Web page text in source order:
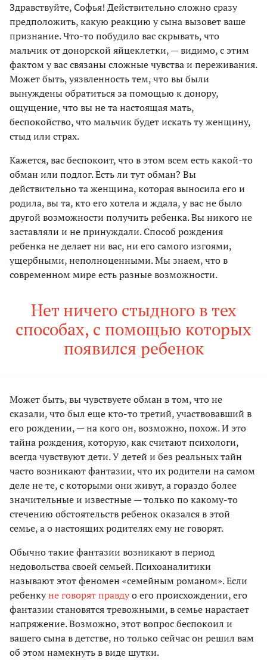
Здравствуйте, Софья! Действительно сложно сразу
предположить, какую реакцию у сына вызовет ваше
признание. Что-то побудило вас скрывать, что
мальчик от донорской яйцеклетки, — видимо, с этим
фактом у вас связаны сложные чувства и переживания.
Может быть, уязвленность тем, что вы были
вынуждены обратиться за помощью к донору,
ощущение, что вы не та настоящая мать,
беспокойство, что мальчик будет искать ту женщину,
стыд или страх.
Кажется, вас беспокоит, что в этом всем есть какой-то
обман или подлог. Есть ли тут обман? Вы
действительно та женщина, которая выносила его и
родила, вы та, кто его хотела и ждала, у вас не было
другой возможности получить ребенка. Вы никого не
заставляли и не принуждали. Способ рождения
ребенка не делает ни вас, ни его самого изгоями,
ущербными, неполноценными. Мы знаем, что в
современном мире есть разные возможности.
Нет ничего стыдного в тех
способах, с помощью которых
появился ребенок
Может быть, вы чувствуете обман в том, что не
сказали, что был еще кто-то третий, участвовавший в
его рождении, — на кого он, возможно, похож. И это
тайна рождения, которую, как считают психологи,
всегда чувствуют дети. У детей и без реальных тайн
часто возникают фантазии, что их родители на самом
деле не те, с которыми они живут, а гораздо более
значительные и известные — только по какому-то
стечению обстоятельств ребенок оказался в этой
семье, а о настоящих родителях ему не говорят.
Обычно такие фантазии возникают в период
недовольства своей семьей. Психоаналитики
называют этот феномен «семейным романом». Если
ребенкуне говорят правдуо его происхождении, его
фантазии становятся тревожными, в семье нарастает
напряжение. Возможно, этот вопрос беспокоил и
вашего сына в детстве, но только сейчас он решил вам
об этом намекнуть в виде шутки.